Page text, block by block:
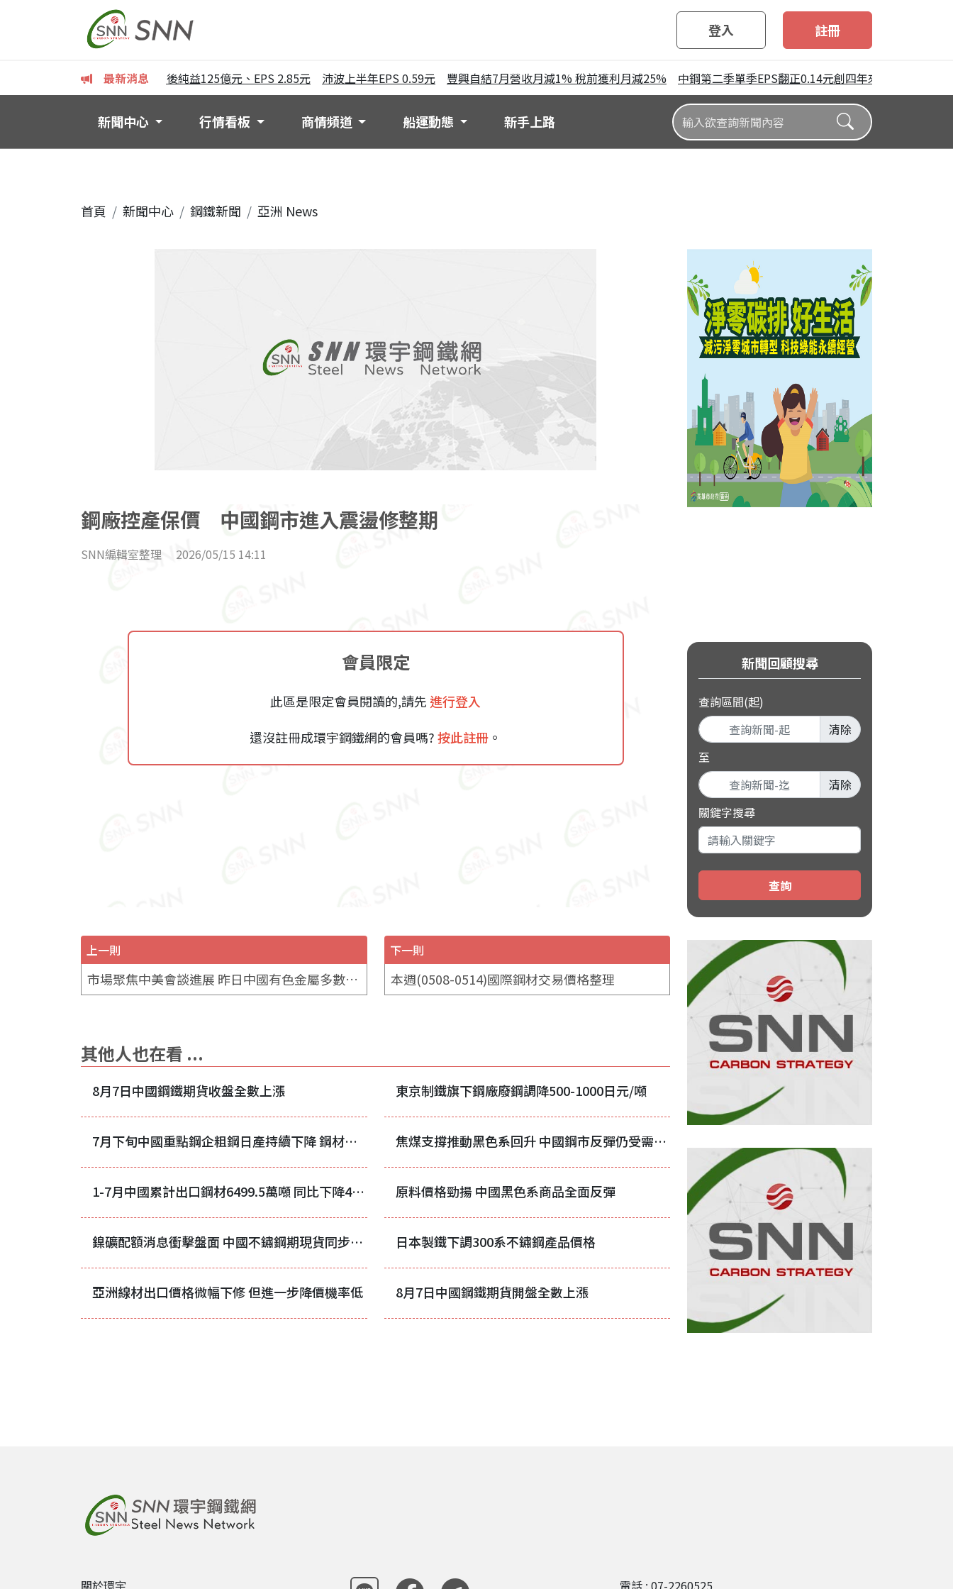
登入 註冊
最新消息
華新麗華上半年獲利亮眼 稅後純益125億元、EPS 2.85元 沛波上半年EPS 0.59元 豐興自結7月營收月減1% 稅前獲利月減25% 中鋼第二季單季EPS翻正0.14元創四年來單季最高 唯上半
新聞中心 行情看板 商情頻道 船運動態 新手上路
首頁 新聞中心 鋼鐵新聞 亞洲 News
鋼廠控產保價 中國鋼市進入震盪修整期
SNN編輯室整理 2026/05/15 14:11
會員限定
此區是限定會員閱讀的,請先 進行登入
還沒註冊成環宇鋼鐵網的會員嗎?按此註冊 。
上一則
市場聚焦中美會談進展 昨日中國有色金屬多數走弱
下一則
本週(0508-0514)國際鋼材交易價格整理
其他人也在看 ...
8月7日中國鋼鐵期貨收盤全數上漲 東京制鐵旗下鋼廠廢鋼調降500-1000日元/噸
7月下旬中國重點鋼企粗鋼日產持續下降 鋼材庫存明顯下降 焦煤支撐推動黑色系回升 中國鋼市反彈仍受需求疲弱壓制
1-7月中國累計出口鋼材6499.5萬噸 同比下降4.4% 原料價格勁揚 中國黑色系商品全面反彈
鎳礦配額消息衝擊盤面 中國不鏽鋼期現貨同步承壓走弱 日本製鐵下調300系不鏽鋼產品價格
亞洲線材出口價格微幅下修 但進一步降價機率低 8月7日中國鋼鐵期貨開盤全數上漲
新聞回顧搜尋
查詢區間(起)
清除
至
清除
關鍵字搜尋
查詢
關於環宇 電話 : 07-2260525